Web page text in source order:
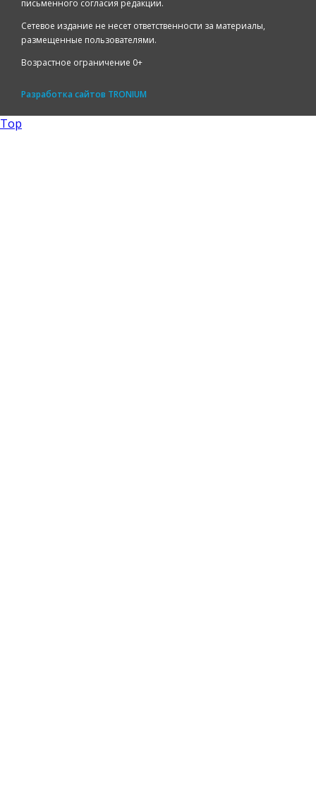
письменного согласия редакции.
Сетевое издание не несет ответственности за материалы,
размещенные пользователями.
Возрастное ограничение 0+
Разработка сайтов TRONIUM
Top